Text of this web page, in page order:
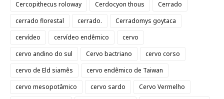
Cercopithecus roloway
Cerdocyon thous
Cerrado
cerrado florestal
cerrado.
Cerradomys goytaca
cervídeo
cervídeo endêmico
cervo
cervo andino do sul
Cervo bactriano
cervo corso
cervo de Eld siamês
cervo endêmico de Taiwan
cervo mesopotâmico
cervo sardo
Cervo Vermelho